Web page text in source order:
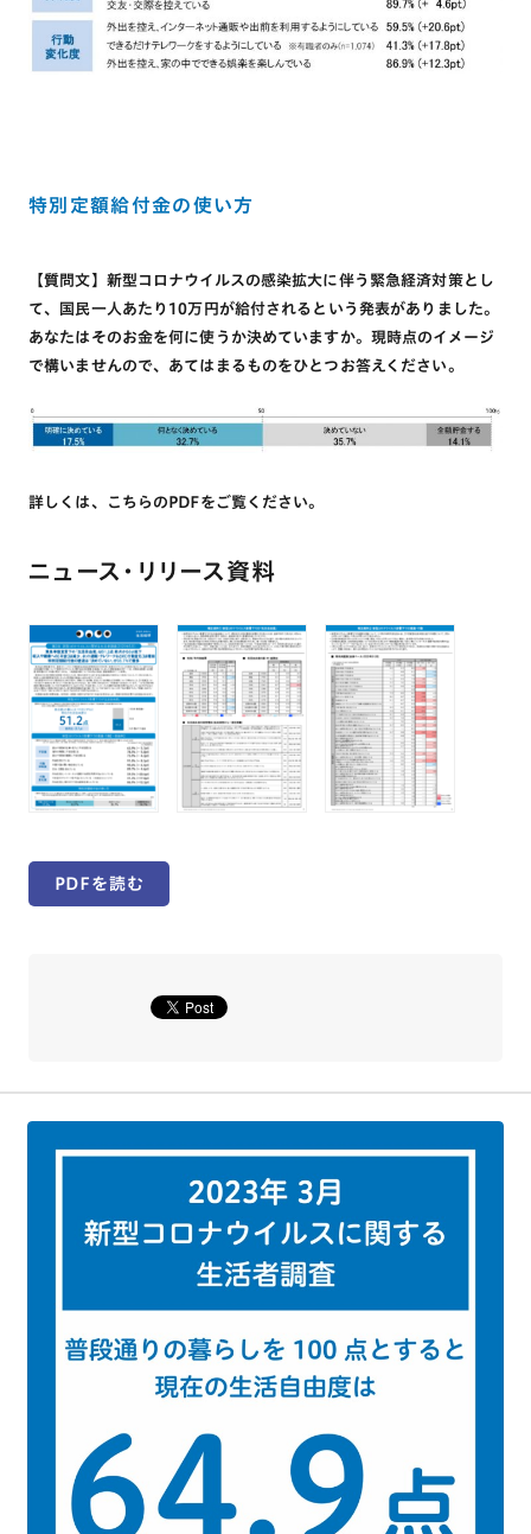
特別定額給付金の使い方
【質問文】新型コロナウイルスの感染拡大に伴う緊急経済対策とし
て、国民一人あたり10万円が給付されるという発表がありました。
あなたはそのお金を何に使うか決めていますか。現時点のイメージ
で構いませんので、あてはまるものをひとつお答えください。
詳しくは、こちらのPDFをご覧ください。
ニュース・リリース資料
PDFを読む